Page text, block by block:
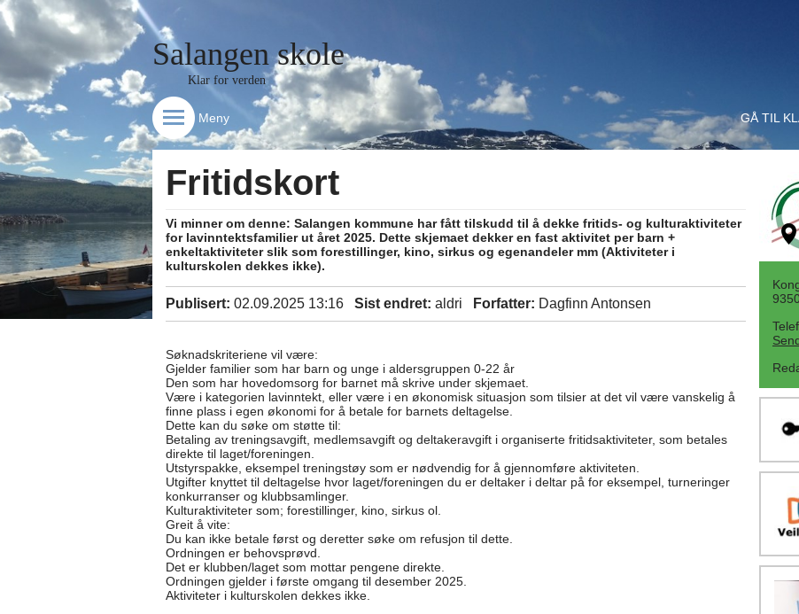
Salangen skole
Klar for verden
Meny GÅ TIL
Fritidskort
Vi minner om denne: Salangen kommune har fått tilskudd til å dekke fritids- og kulturaktiviteter
for lavinntektsfamilier ut året 2025. Dette skjemaet dekker en fast aktivitet per barn +
enkeltaktiviteter slik som forestillinger, kino, sirkus og egenandeler mm (Aktiviteter i
kulturskolen dekkes ikke).
Publisert: 02.09.2025 13:16 Sist endret: aldri Forfatter: Dagfinn Antonsen
Søknadskriteriene vil være:
Gjelder familier som har barn og unge i aldersgruppen 0-22 år
Den som har hovedomsorg for barnet må skrive under skjemaet.
Være i kategorien lavinntekt, eller være i en økonomisk situasjon som tilsier at det vil være vanskelig å
finne plass i egen økonomi for å betale for barnets deltagelse.
Dette kan du søke om støtte til:
Betaling av treningsavgift, medlemsavgift og deltakeravgift i organiserte fritidsaktiviteter, som betales
direkte til laget/foreningen.
Utstyrspakke, eksempel treningstøy som er nødvendig for å gjennomføre aktiviteten.
Utgifter knyttet til deltagelse hvor laget/foreningen du er deltaker i deltar på for eksempel, turneringer
konkurranser og klubbsamlinger.
Kulturaktiviteter som; forestillinger, kino, sirkus ol.
Greit å vite:
Du kan ikke betale først og deretter søke om refusjon til dette.
Ordningen er behovsprøvd.
Det er klubben/laget som mottar pengene direkte.
Ordningen gjelder i første omgang til desember 2025.
Aktiviteter i kulturskolen dekkes ikke.